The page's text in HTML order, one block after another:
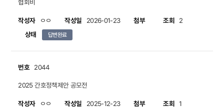
협회비
작성자 ㅇㅇ 작성일 2026-01-23 첨부 조회 2
상태 답변완료
번호 2044
2025 간호정책제안 공모전
작성자 ㅇㅇ 작성일 2025-12-23 첨부 조회 1